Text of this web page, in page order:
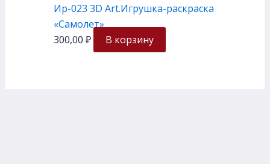
Ир-023 3D Art.Игрушка-раскраска
«Самолет»
300,00 ₽ В корзину